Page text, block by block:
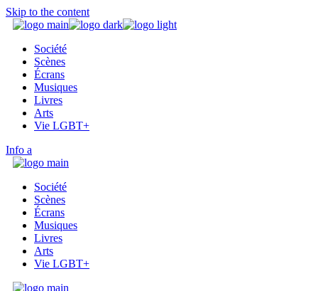
Skip to the content
Société
Scènes
Écrans
Musiques
Livres
Arts
Vie LGBT+
Info
Société
Scènes
Écrans
Musiques
Livres
Arts
Vie LGBT+